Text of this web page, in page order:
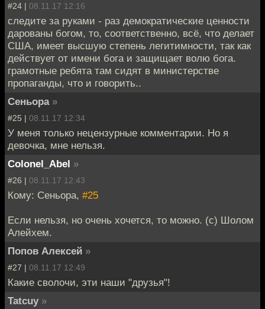
#24 | 08.11.17 12:16
следите за руками - раз демократические ценности
дарованы богом, то, соответственно, всё, что делает
США, имеет высшую степень легитимности, так как
действует от имени бога и защищает волю бога.
грамотные ребята там сидят в министерстве
пропаганды, что и говорить..
Сеньора »
#25 | 08.11.17 12:34
У меня только нецензурные комментарии. Но я
девочка, мне нельзя.
Colonel_Abel »
#26 | 08.11.17 12:43
Кому: Сеньора, #25
Если нельзя, но очень хочется, то можно. (с) Шолом
Алейхем.
Попов Алексей »
#27 | 08.11.17 12:49
Какие сволочи, эти наши "друзья"!
Tatcuy »